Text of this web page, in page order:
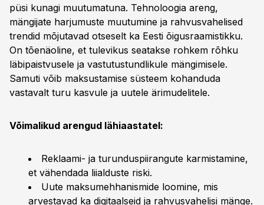
püsi kunagi muutumatuna. Tehnoloogia areng,
mängijate harjumuste muutumine ja rahvusvahelised
trendid mõjutavad otseselt ka Eesti õigusraamistikku.
On tõenäoline, et tulevikus seatakse rohkem rõhku
läbipaistvusele ja vastutustundlikule mängimisele.
Samuti võib maksustamise süsteem kohanduda
vastavalt turu kasvule ja uutele ärimudelitele.
Võimalikud arengud lähiaastatel:
Reklaami- ja turunduspiirangute karmistamine,
et vähendada liialduste riski.
Uute maksumehhanismide loomine, mis
arvestavad ka digitaalseid ja rahvusvahelisi mänge.